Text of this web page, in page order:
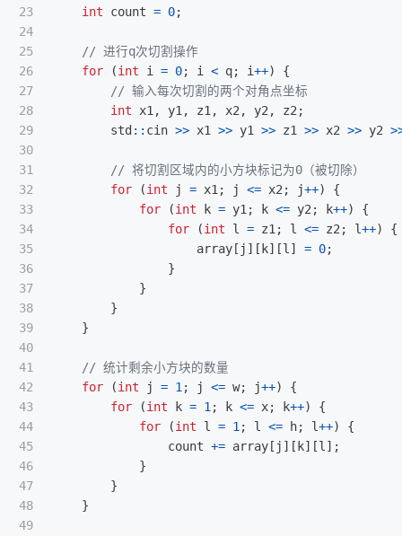
23
24
25
26
27
28
29
30
31
32
33
34
35
36
37
38
39
40
41
42
43
44
45
46
47
48
49
int
count = 0;
// 进行q次切割操作
for
(int i = 0; i < q; i++)
{
// 输入每次切割的两个对角点坐标
int
x1 , y1 , z1 , x2 , y2 , z2 ;
std :: cin >> x1 >> y1 >> z1 >> x2 >> y2
// 将切割区域内的小方块标记为0（被切除）
for
(int j = x1 ; j <= x2 ; j++)
{
for
(int k = y1 ; k <= y2 ; k++)
{
for
(int l = z1 ; l <= z2 ; l++)
{
array [ j ][ k][l ] = 0;
}
}
}
}
// 统计剩余小方块的数量
for
(int j = 1 ; j <= w; j++)
{
for
(int k = 1 ; k <= x; k++)
{
for
(int l = 1 ; l <= h; l++)
{
count += array [ j ][ k][l ];
}
}
}